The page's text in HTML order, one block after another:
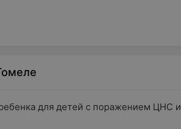
для детей с поражением ЦНС и